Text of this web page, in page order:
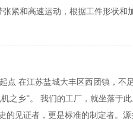
紧和高速运动，根据工件形状和
点 在江苏盐城大丰区西团镇，不
之乡”。 我们的工厂，就坐落于
见证者，更是标准的制定者。源